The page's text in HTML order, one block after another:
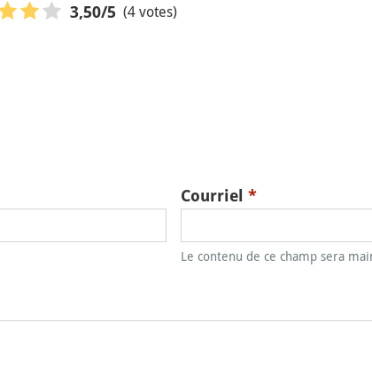
3,50/5 (4 votes)
Courriel *
Le contenu de ce champ sera